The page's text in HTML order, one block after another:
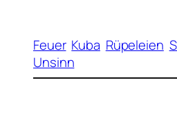
Feuer Kuba Rüpeleien
Unsinn